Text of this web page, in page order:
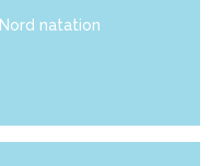
Nord natation